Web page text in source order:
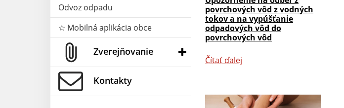
Odvoz odpadu
☆ Mobilná aplikácia obce
Zverejňovanie
Kontakty
povrchových vôd z vodných
tokov a na vypúšťanie
odpadových vôd do
povrchových vôd
Čítať ďalej